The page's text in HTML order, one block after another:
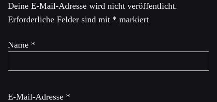
Deine E-Mail-Adresse wird nicht veröffentlicht.
Erforderliche Felder sind mit * markiert
Name *
E-Mail-Adresse *